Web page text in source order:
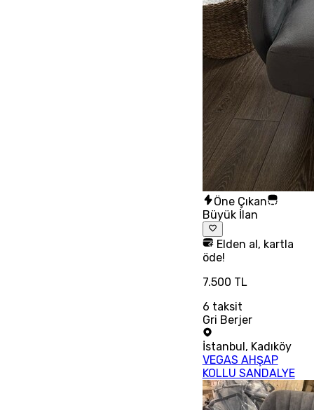
Öne Çıkan
Büyük İlan
Elden al, kartla
öde!
7.500 TL
6 taksit
Gri Berjer
İstanbul, Kadıköy
VEGAS AHŞAP
KOLLU SANDALYE